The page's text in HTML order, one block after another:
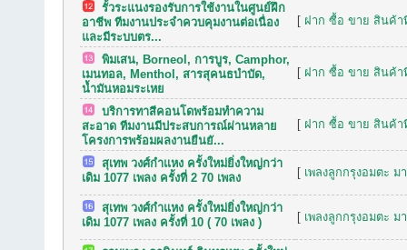
รั้วระแนงรองรับการใช้งานในศูนย์ฝึก
อาชีพ ทีมงานประจำควบคุมงานต่อเนื่อง
และมีระบบตร...
[ ฝาก ซื้อ ขาย สินค้า
พิมเสน, Borneol, การบูร, Camphor,
เมนทอล, Menthol, สารสุคนธบำบัด,
น้ำมันหอมระเหย
[ ฝาก ซื้อ ขาย สินค้า
บริการทาสีคอนโดพร้อมทำความ
สะอาด ทีมงานมีประสบการณ์ผ่านหลาย
โครงการพร้อมผลงานยืนยั...
[ ฝาก ซื้อ ขาย สินค้า
สุเทพ วงศ์กำแหง ครั้งใหม่ยิ่งใหญ่กว่า
เดิม 1077 เพลง ครั้งที่ 2 70 เพลง
[ เพลงลูกกรุงอมตะ ม
สุเทพ วงศ์กำแหง ครั้งใหม่ยิ่งใหญ่กว่า
เดิม 1077 เพลง ครั้งที่ 10 ( 70 เพลง )
[ เพลงลูกกรุงอมตะ ม